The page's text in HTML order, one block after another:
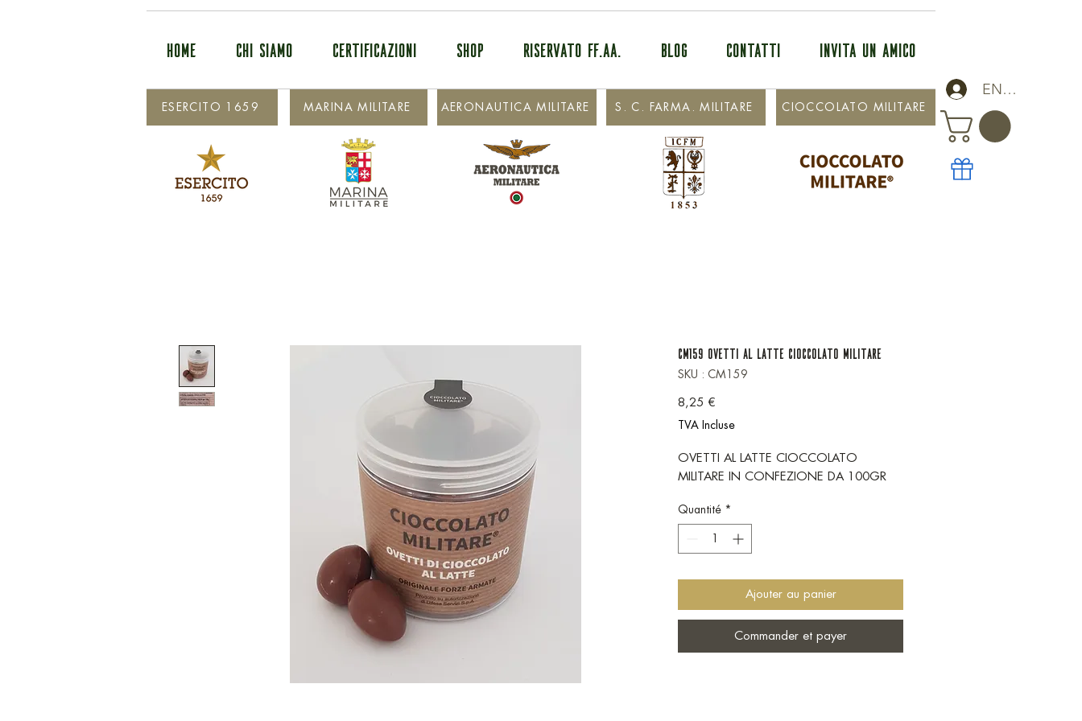
HOME CHI SIAMO CERTIFICAZIONI SHOP RISERVATO FF.AA. BLOG CONTATTI INVITA UN AMICO
CIOCCOLATO MILITARE
S. C. FARMA. MILITARE
ESERCITO 1659
ENTRA
AERONAUTICA MILITARE
MARINA MILITARE
CM159 OVETTI AL LATTE CIOCCOLATO MILITARE
SKU : CM159
8,25 €
TVA Incluse
OVETTI AL LATTE CIOCCOLATO
MILITARE IN CONFEZIONE DA 100GR
Quantité *
Ajouter au panier
Commander et payer